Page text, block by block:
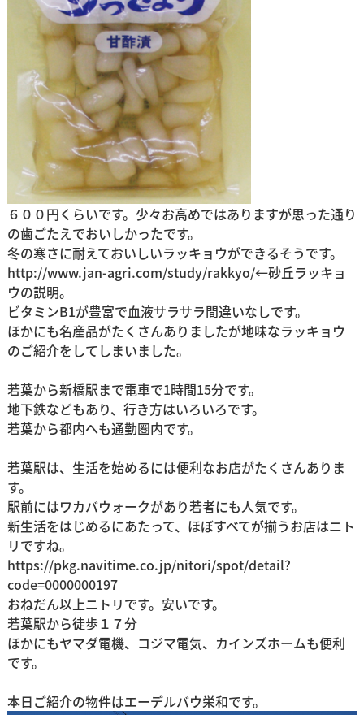
６００円くらいです。少々お高めではありますが思った通り
の歯ごたえでおいしかったです。
冬の寒さに耐えておいしいラッキョウができるそうです。
http://www.jan-agri.com/study/rakkyo/←砂丘ラッキョ
ウの説明。
ビタミンB1が豊富で血液サラサラ間違いなしです。
ほかにも名産品がたくさんありましたが地味なラッキョウ
のご紹介をしてしまいました。
若葉から新橋駅まで電車で1時間15分です。
地下鉄などもあり、行き方はいろいろです。
若葉から都内へも通勤圏内です。
若葉駅は、生活を始めるには便利なお店がたくさんありま
す。
駅前にはワカバウォークがあり若者にも人気です。
新生活をはじめるにあたって、ほぼすべてが揃うお店はニト
リですね。
https://pkg.navitime.co.jp/nitori/spot/detail?
code=0000000197
おねだん以上ニトリです。安いです。
若葉駅から徒歩１７分
ほかにもヤマダ電機、 コジマ電気、 カインズホームも便利
です。
本日ご紹介の物件はエーデルバウ栄和です。